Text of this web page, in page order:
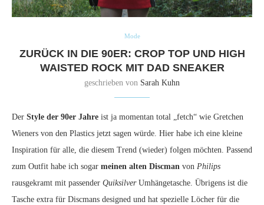
Mode
ZURÜCK IN DIE 90ER: CROP TOP UND HIGH
WAISTED ROCK MIT DAD SNEAKER
geschrieben von Sarah Kuhn
Der Style der 90er Jahre ist ja momentan total „fetch“ wie Gretchen
Wieners von den Plastics jetzt sagen würde. Hier habe ich eine kleine
Inspiration für alle, die diesem Trend (wieder) folgen möchten. Passend
zum Outfit habe ich sogar meinen alten Discman von Philips
rausgekramt mit passender QuiksilverUmhängetasche. Übrigens ist die
Tasche extra für Discmans designed und hat spezielle Löcher für die